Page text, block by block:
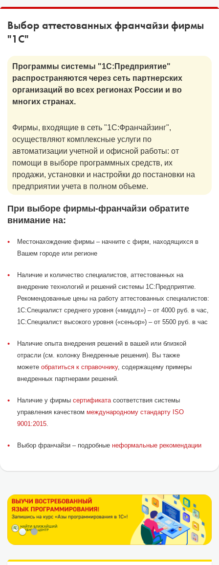
Образовательные программы
Выбор аттестованных франчайзи фирмы
"1С"
Программы системы "1С:Предприятие"
распространяются через сеть партнерских
организаций во всех регионах России и во
многих странах.
Фирмы, входящие в сеть "1С:Франчайзинг",
осуществляют комплексные услуги по
автоматизации учетной и офисной работы: от
помощи в выборе программных средств, их
продажи, установки и настройки до постановки на
предприятии учета в полном объеме.
При выборе фирмы-франчайзи обратите
внимание на:
Местонахождение фирмы – начните с фирм, находящихся в
Вашем городе или регионе
Наличие и количество специалистов, аттестованных на
внедрение технологий и решений системы 1С:Предприятие.
Рекомендованные цены на работу аттестованных специалистов:
1С:Специалист среднего уровня («миддл») – от 4000 руб. в час,
1С:Специалист высокого уровня («сеньор») – от 5500 руб. в час
Наличие опыта внедрения решений в вашей или близкой
отрасли (см. колонку Внедренные решения). Вы также
можете обратиться к справочнику, содержащему примеры
внедренных партнерами решений.
Наличие у фирмы сертификата соответствия системы
управления качеством международному стандарту ISO
9001:2015
Выбор франчайзи – подробные неформальные рекомендации